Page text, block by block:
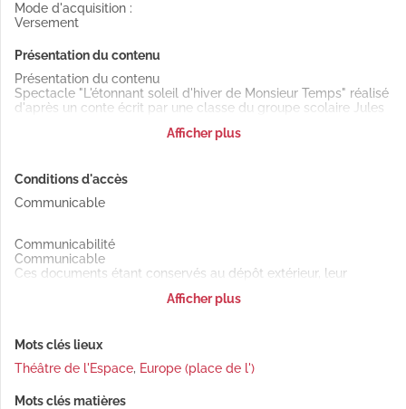
Mode d'acquisition :
Versement
Présentation du contenu
Présentation du contenu
Spectacle "L'étonnant soleil d'hiver de Monsieur Temps" réalisé
d'après un conte écrit par une classe du groupe scolaire Jules
municipales (section jeunesse du Centre Pierre Bayle et des
Afficher plus
Conditions d'accès
Communicable
Communicabilité
Communicable
Ces documents étant conservés au dépôt extérieur, leur
Afficher plus
Mots clés lieux
Théâtre de l'Espace, Europe (place de l')
Mots clés matières